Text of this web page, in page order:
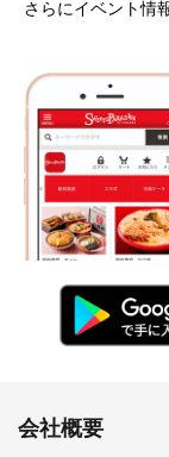
さらにイベント情
会社概要